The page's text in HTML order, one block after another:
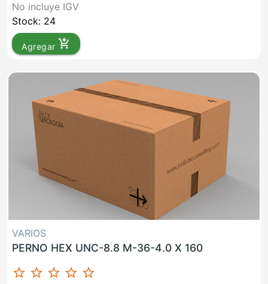
No incluye IGV
Stock: 24
Agregar add_shopping_cart
VARIOS
PERNO HEX UNC-8.8 M-36-4.0 X 160
star_border star_border star_border star_border star_border